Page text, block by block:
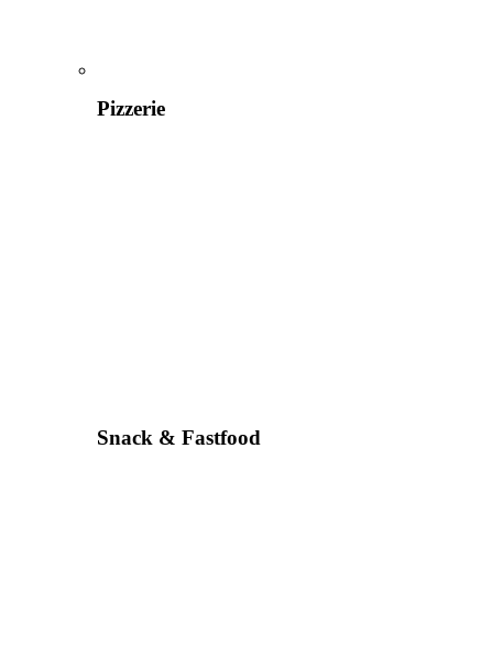
Pizzerie
Snack & Fastfood